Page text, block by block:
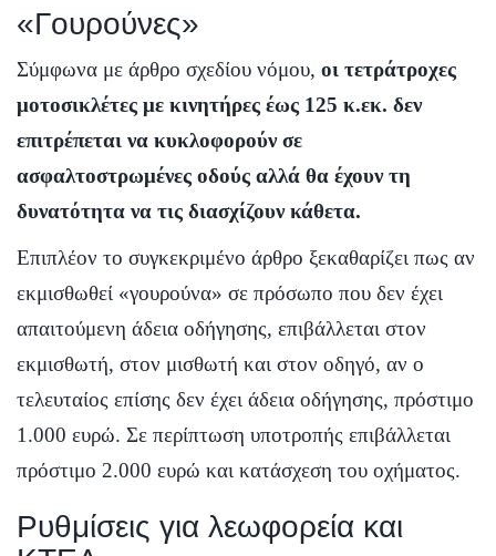
«Γουρούνες»
Σύμφωνα με άρθρο σχεδίου νόμου, οι τετράτροχες
μοτοσικλέτες με κινητήρες έως 125 κ.εκ. δεν
επιτρέπεται να κυκλοφορούν σε
ασφαλτοστρωμένες οδούς αλλά θα έχουν τη
δυνατότητα να τις διασχίζουν κάθετα.
Επιπλέον το συγκεκριμένο άρθρο ξεκαθαρίζει πως αν
εκμισθωθεί «γουρούνα» σε πρόσωπο που δεν έχει
απαιτούμενη άδεια οδήγησης, επιβάλλεται στον
εκμισθωτή, στον μισθωτή και στον οδηγό, αν ο
τελευταίος επίσης δεν έχει άδεια οδήγησης, πρόστιμο
1.000 ευρώ. Σε περίπτωση υποτροπής επιβάλλεται
πρόστιμο 2.000 ευρώ και κατάσχεση του οχήματος.
Ρυθμίσεις για λεωφορεία και